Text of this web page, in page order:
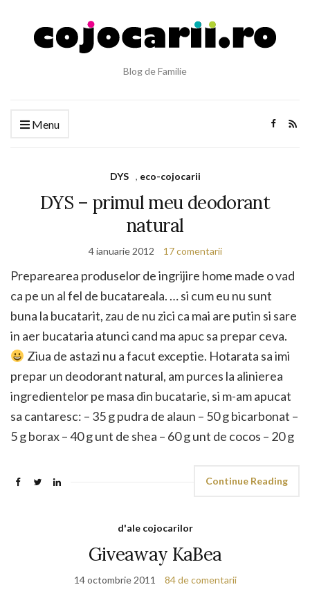
Blog de Familie
Menu
DYS , eco-cojocarii
DYS – primul meu deodorant
natural
4 ianuarie 2012 17 comentarii
Preparearea produselor de ingrijire home made o vad
ca pe un al fel de bucatareala. … si cum eu nu sunt
buna la bucatarit, zau de nu zici ca mai are putin si sare
in aer bucataria atunci cand ma apuc sa prepar ceva.
Ziua de astazi nu a facut exceptie. Hotarata sa imi
prepar un deodorant natural, am purces la alinierea
ingredientelor pe masa din bucatarie, si m-am apucat
sa cantaresc: – 35 g pudra de alaun – 50 g bicarbonat –
5 g borax – 40 g unt de shea – 60 g unt de cocos – 20 g
Continue Reading
d'ale cojocarilor
Giveaway KaBea
14 octombrie 2011 84 de comentarii